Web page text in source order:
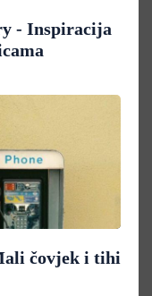
- Inspiracija
čovjek i tihi